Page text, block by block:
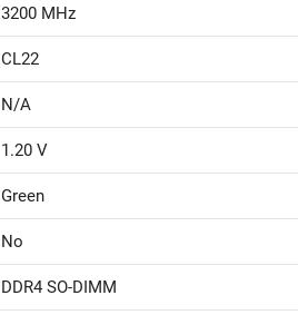
3200 MHz
CL22
N/A
1.20 V
Green
No
DDR4 SO-DIMM